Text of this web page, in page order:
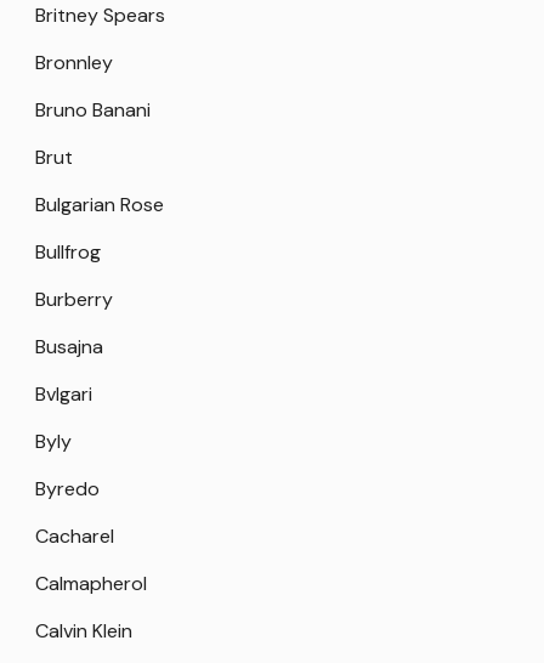
Britney Spears
Bronnley
Bruno Banani
Brut
Bulgarian Rose
Bullfrog
Burberry
Busajna
Bvlgari
Byly
Byredo
Cacharel
Calmapherol
Calvin Klein